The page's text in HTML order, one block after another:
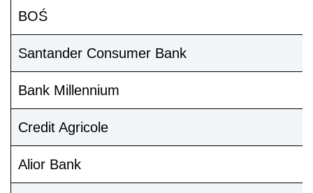
BOŚ
Santander Consumer Bank
Bank Millennium
Credit Agricole
Alior Bank